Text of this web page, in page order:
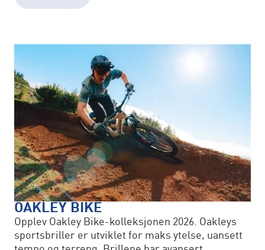
OAKLEY BIKE
Opplev Oakley Bike-kolleksjonen 2026. Oakleys
sportsbriller er utviklet for maks ytelse, uansett